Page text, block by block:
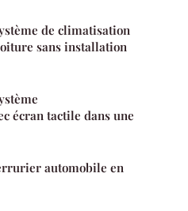
de climatisation
sans installation
écran tactile dans une
automobile en